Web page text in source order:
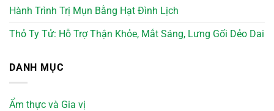
Hành Trình Trị Mụn Bằng Hạt Đình Lịch
Thỏ Ty Tử: Hỗ Trợ Thận Khỏe, Mắt Sáng, Lưng Gối Dẻo Dai
DANH MỤC
Ẩm thực và Gia vị